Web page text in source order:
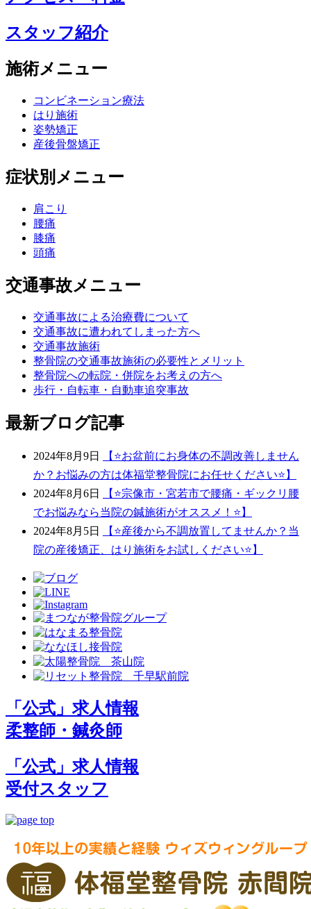
スタッフ紹介
施術メニュー
コンビネーション療法
はり施術
姿勢矯正
産後骨盤矯正
症状別メニュー
肩こり
腰痛
膝痛
頭痛
交通事故メニュー
交通事故による治療費について
交通事故に遭われてしまった方へ
交通事故施術
整骨院の交通事故施術の必要性とメリット
整骨院への転院・併院をお考えの方へ
歩行・自転車・自動車追突事故
最新ブログ記事
2024年8月9日
【⭐️お盆前にお身体の不調改善しません
か？お悩みの方は体福堂整骨院にお任せください⭐️】
2024年8月6日
【⭐宗像市・宮若市で腰痛・ギックリ腰
でお悩みなら当院の鍼施術がオススメ！⭐】
2024年8月5日
【⭐️産後から不調放置してませんか？当
院の産後矯正、はり施術をお試しください⭐️】
「公式」求人情報
柔整師・鍼灸師
「公式」求人情報
受付スタッフ